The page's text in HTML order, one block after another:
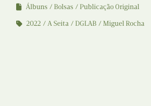
Álbuns Bolsas
Publicação Original
2022
A Seita DGLAB Miguel Rocha